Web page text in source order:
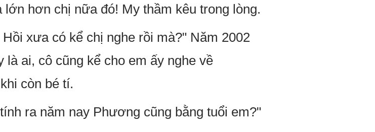
hơn chị nữa đó! My thầm kêu trong lòng.
xưa có kể chị nghe rồi mà?" Năm 2002
ai, cô cũng kể cho em ấy nghe về
còn bé tí.
ra năm nay Phương cũng bằng tuổi em?"